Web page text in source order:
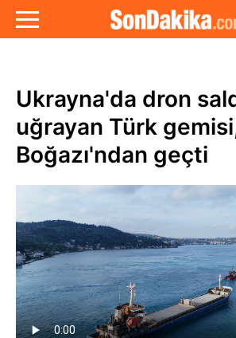
Ukrayna'da dron
uğrayan Türk
Boğazı'ndan geçti